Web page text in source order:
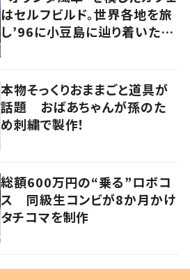
はセルフビルド。世界各地を旅
し’96に小豆島に辿り着いた家
本物そっくりおままごと道具が
話題 おばあちゃんが孫のた
め刺繍で製作！
総額600万円の“乗る”ロボコ
ス 同級生コンビが8か月かけ
タチコマを制作